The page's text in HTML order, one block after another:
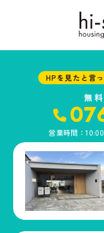
3．お客様の情報の利用目
り、各種の申込みの受付
て、お客さまの個人情報
所、電話番号等）を取得
に利用させていただきま
(1) 不動産についてのサー
(2) 不動産についてのサー
(3) 不動産についてのサ
研究開発
(4) ウェブサイトシステ
す。）への提供。
(5) その他上記(1)から(4)
なお、当社は、サイト管
で、お客様の個人データ
このように提供された個
HPを見たと言
無
営業時間：